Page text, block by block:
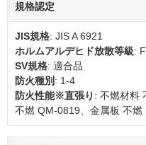
規格認定
JIS規格: JIS A 6921
ホルムアルデヒド放散等級:
SV規格: 適合品
防火種別 : 1-4
防火性能※直張り : 不燃材料
不燃 QM-0819、金属板 不燃